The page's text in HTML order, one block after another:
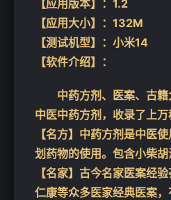
【应用版本】：1.2
【应用大小】：132M
【测试机型】：小米14
【软件介绍】：
中药方剂、医案、古籍
中医中药方剂，收录了上
【名方】中药方剂是中医
划药物的使用。包含小柴
【名家】古今名家医案经
仁康等众多医家经典医案，